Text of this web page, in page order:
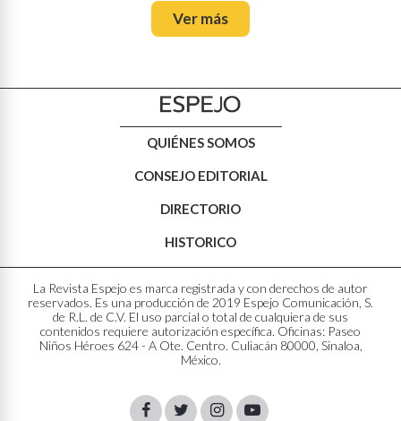
Ver más
QUIÉNES SOMOS
CONSEJO EDITORIAL
DIRECTORIO
HISTORICO
La Revista Espejo es marca registrada y con derechos de autor
reservados. Es una producción de 2019 Espejo Comunicación, S.
de R.L. de C.V. El uso parcial o total de cualquiera de sus
contenidos requiere autorización específica. Oficinas: Paseo
Niños Héroes 624 - A Ote. Centro. Culiacán 80000, Sinaloa,
México.
FacebookTwitterInstagram
Youtube